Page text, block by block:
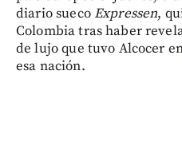
diario suecoExpressen,
Colombia tras haber
de lujo que tuvo Alcocer
esa nación.